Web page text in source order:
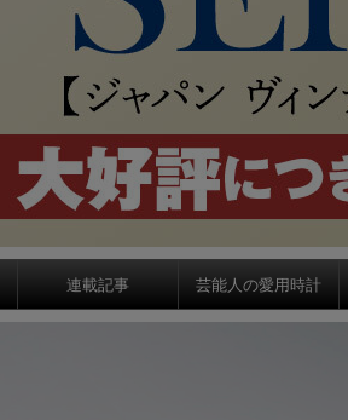
連載記事 芸能人の愛用時計